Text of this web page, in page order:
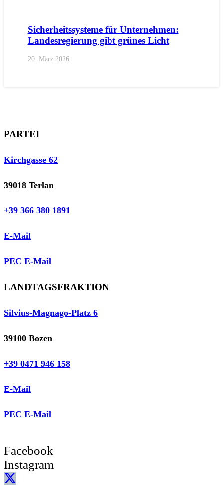
Sicherheitssysteme für Unternehmen:
Landesregierung gibt grünes Licht
20. März 2026
PARTEI
Kirchgasse 62
39018 Terlan
+39 366 380 1891
E-Mail
PEC E-Mail
LANDTAGSFRAKTION
Silvius-Magnago-Platz 6
39100 Bozen
+39 0471 946 158
E-Mail
PEC E-Mail
Facebook
Instagram